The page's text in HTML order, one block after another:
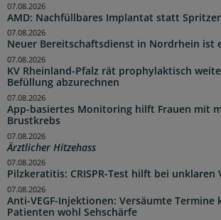
AMD: Nachfüllbares Implantat statt
07.08.2026
Neuer Bereitschaftsdienst in Nordrhein ist
07.08.2026
KV Rheinland-Pfalz rät prophylaktisch
Befüllung abzurechnen
07.08.2026
App-basiertes Monitoring hilft Frauen mit
Brustkrebs
07.08.2026
Ärztlicher Hitzehass
07.08.2026
Pilzkeratitis: CRISPR-Test hilft bei unklaren
07.08.2026
Anti-VEGF-Injektionen: Versäumte Termine
Patienten wohl Sehschärfe
07.08.2026